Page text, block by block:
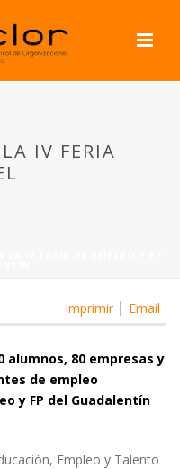
IV FERIA
Imprimir Email
alumnos, 80 empresas y
de empleo
y FP del Guadalentín
Empleo y Talento